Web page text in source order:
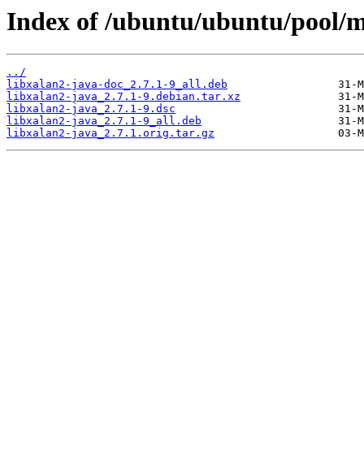
Index of /ubuntu/ubuntu/pool/
../
libxalan2-java-doc_2.7.1-9_all.deb
libxalan2-java_2.7.1-9.debian.tar.xz
libxalan2-java_2.7.1-9.dsc
libxalan2-java_2.7.1-9_all.deb
libxalan2-java_2.7.1.orig.tar.gz